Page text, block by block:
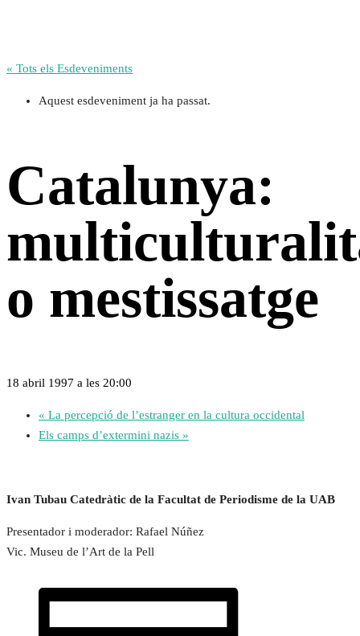
« Tots els Esdeveniments
Aquest esdeveniment ja ha passat.
Catalunya:
o mestissatge
18 abril 1997 a les 20:00
« La percepció de l’estranger en la cultura occidental
Els camps d’extermini nazis »
Ivan Tubau Catedràtic de la Facultat de Periodisme de la UAB
Presentador i moderador: Rafael Núñez
Vic. Museu de l’Art de la Pell